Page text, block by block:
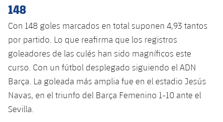
Resultados
Clasificaciones
Jugadores
Fotos
Resultados
Jugadores
Clasificaciones
Barça C
Junior
Juvenil
Infantil
PLUSICON
MÁS
Información general
plusicon
más
Noticias
Atletismo
plusicon
más
148
Con 148 goles marcados en total suponen 4,93 tantos
por partido. Lo que reafirma que los registros
goleadores de las culés han sido magníficos este
curso. Con un fútbol desplegado siguiendo el ADN
Barça. La goleada más amplia fue en el estadio Jesús
Navas, en el triunfo del Barça Femenino 1-10 ante el
Sevilla.